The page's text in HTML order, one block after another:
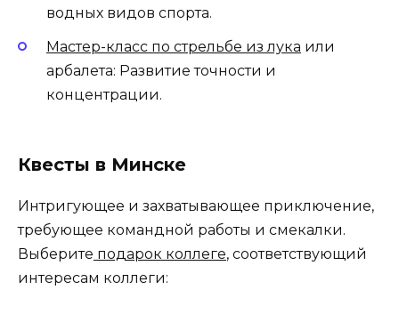
водных видов спорта.
Мастер-класс по стрельбе из лука или
арбалета: Развитие точности и
концентрации.
Квесты в Минске
Интригующее и захватывающее приключение,
требующее командной работы и смекалки.
Выберите подарок коллеге, соответствующий
интересам коллеги: